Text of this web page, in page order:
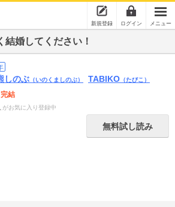
新規登録 ログイン メニュー
婚してください！
しのぶ （いのくましのぶ） TABIKO （たびこ）
完結
がお気に入り登録中
無料試し読み